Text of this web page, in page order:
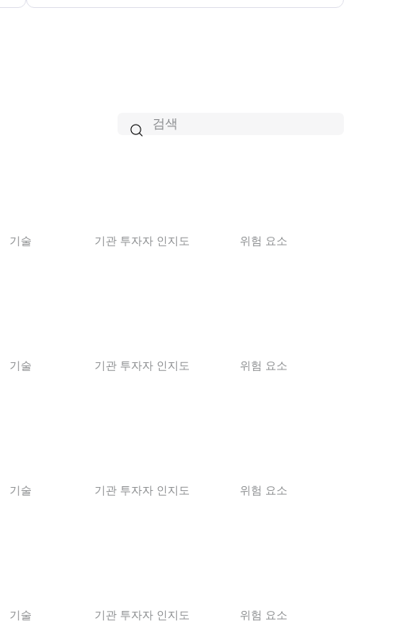

기술 기관 투자자 인지도 위험 요소
기술 기관 투자자 인지도 위험 요소
기술 기관 투자자 인지도 위험 요소
기술 기관 투자자 인지도 위험 요소